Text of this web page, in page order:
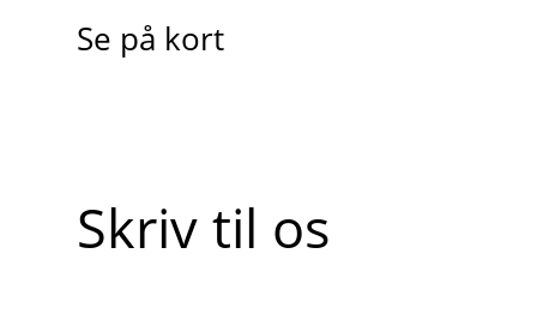
Se på kort
Skriv til os